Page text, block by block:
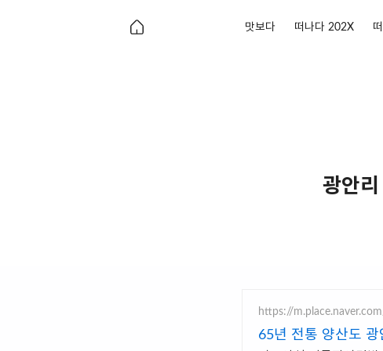
맛보다 떠나다 202X
광안
https://
65년 전통 양산도 광